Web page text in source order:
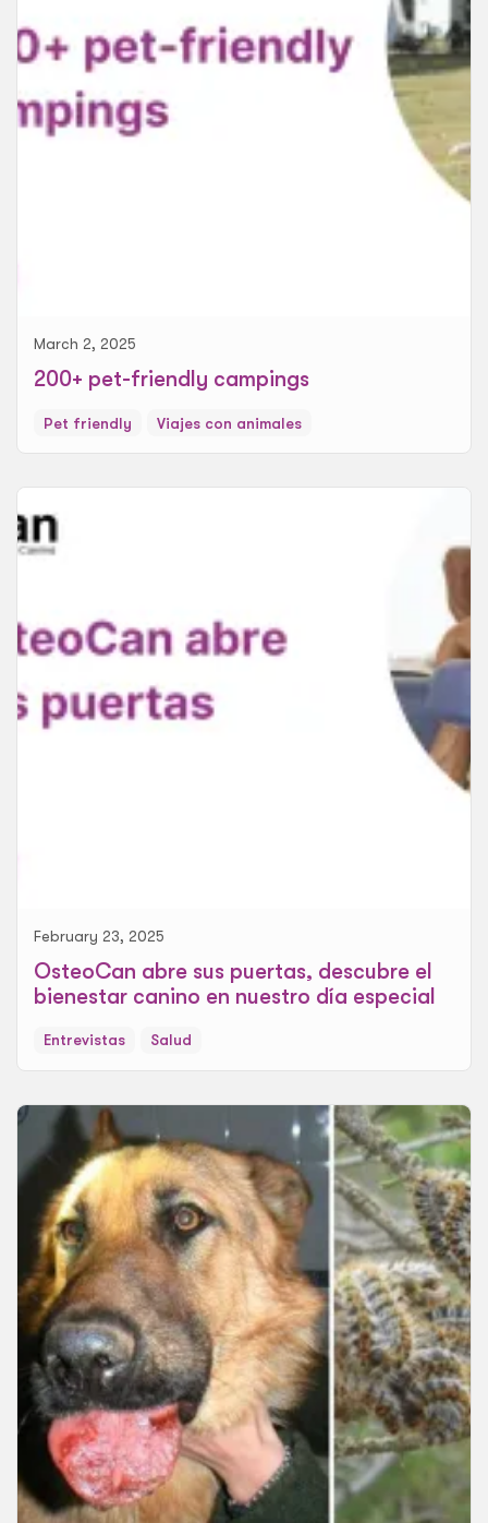
March 2, 2025
200+ pet-friendly campings
Pet friendly Viajes con animales
February 23, 2025
OsteoCan abre sus puertas, descubre el
bienestar canino en nuestro día especial
Entrevistas Salud